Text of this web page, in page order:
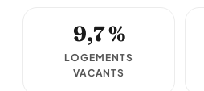
9,7 %
LOGEMENTS
VACANTS